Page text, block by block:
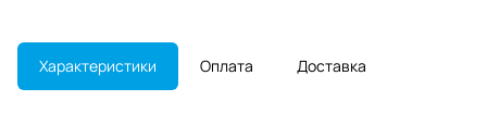
Характеристики Оплата Доставка